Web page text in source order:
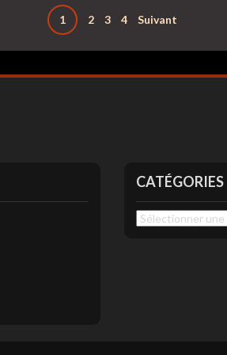
1 2 3 4 Suivant
CATÉGORIES
Catégories